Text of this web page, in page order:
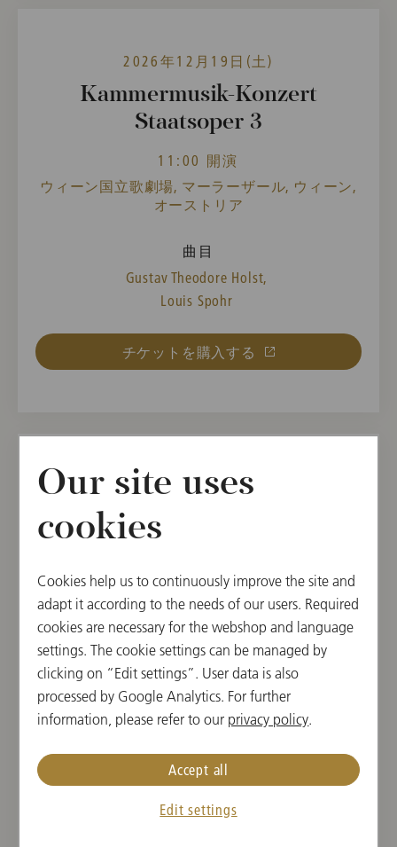
2026年12月19日(土)
Kammermusik-Konzert
Staatsoper 3
11:00 開演
ウィーン国立歌劇場, マーラーザール, ウィーン,
オーストリア
曲目
Gustav Theodore Holst,
Louis Spohr
チケットを購入する
2027年1月16日(土)
Kammermusik-Konzert
11:00 開演
ウィーン国立歌劇場, マーラーザール, ウィーン,
オーストリア
曲目
Fritz Kreisler,
Erich Wolfgang Korngold,
チケットを購入する
Our site uses
cookies
Cookies help us to continuously improve the site and
adapt it according to the needs of our users. Required
cookies are necessary for the webshop and language
settings. The cookie settings can be managed by
clicking on “Edit settings”. User data is also
processed by Google Analytics. For further
information, please refer to our privacy policy.
Edit settings
Accept all